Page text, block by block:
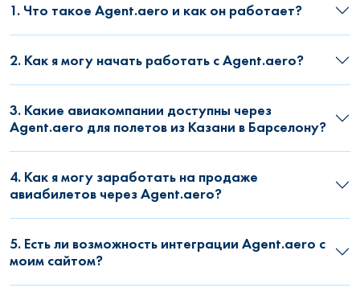
1. Что такое Agent.aero и как он работает?
2. Как я могу начать работать с Agent.aero?
3. Какие авиакомпании доступны через
Agent.aero для полетов из Казани в Барселону?
4. Как я могу заработать на продаже
авиабилетов через Agent.aero?
5. Есть ли возможность интеграции Agent.aero с
моим сайтом?